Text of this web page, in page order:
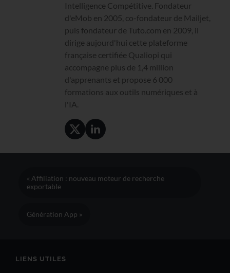
Intelligence Compétitive. Fondateur
d'eMob en 2005, co-fondateur de Mailjet,
puis fondateur de Tuto.com en 2009, il
dirige aujourd'hui cette plateforme
française certifiée Qualiopi qui
accompagne plus de 1,4 million
d'apprenants et propose 6 000
formations aux outils numériques et à
l'IA.
« Affiliation : nouveau moteur de recherche
exportable
Génération App »
LIENS UTILES